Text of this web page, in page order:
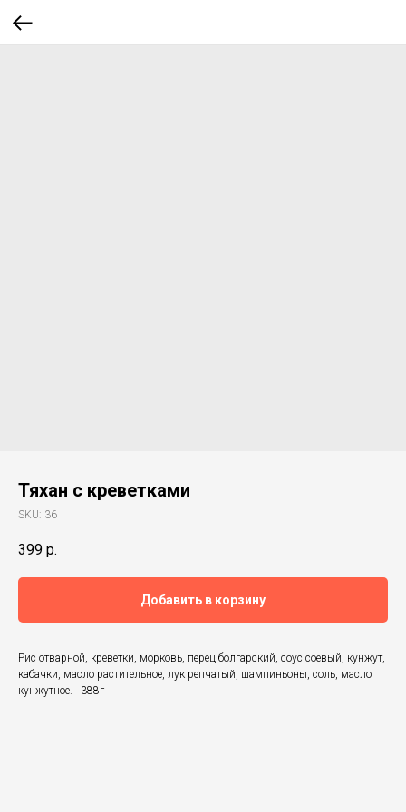
Тяхан с креветками
SKU: 36
399 р.
Добавить в корзину
Рис отварной, креветки, морковь, перец болгарский, соус соевый, кунжут,
кабачки, масло растительное, лук репчатый, шампиньоны, соль, масло
кунжутное. 388г